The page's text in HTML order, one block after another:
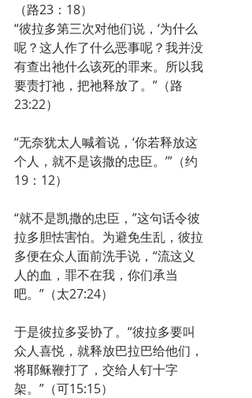
（路23：18）
“彼拉多第三次对他们说，‘为什么
呢？这人作了什么恶事呢？我并没
有查出祂什么该死的罪来。所以我
要责打祂，把祂释放了。”（路
23:22）
“无奈犹太人喊着说，‘你若释放这
个人，就不是该撒的忠臣。’”（约
19：12）
“就不是凯撒的忠臣，”这句话令彼
拉多胆怯害怕。为避免生乱，彼拉
多便在众人面前洗手说，“流这义
人的血，罪不在我，你们承当
吧。”（太27:24）
于是彼拉多妥协了。“彼拉多要叫
众人喜悦，就释放巴拉巴给他们，
将耶稣鞭打了，交给人钉十字
架。”（可15:15）